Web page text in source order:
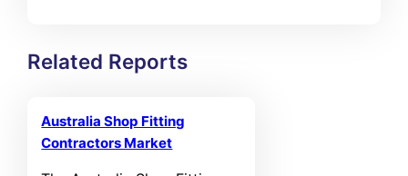
Related Reports
Australia Shop Fitting
Contractors Market